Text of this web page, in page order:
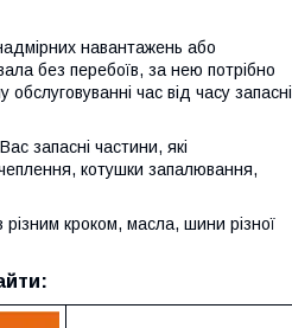
навантажень або
без перебоїв, за нею потрібно
час від часу запасні
запасні частини, які
котушки запалювання,
кроком, масла, шини різної